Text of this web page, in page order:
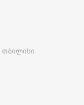
თბილისი